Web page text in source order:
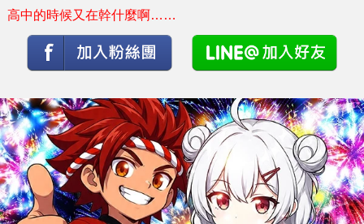
高中的時候又在幹什麼啊……